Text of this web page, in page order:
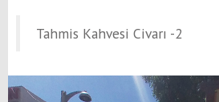
Tahmis Kahvesi Civarı -2